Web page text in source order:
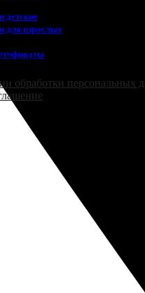
детские
для взрослых
rights reserved
обработки персональных